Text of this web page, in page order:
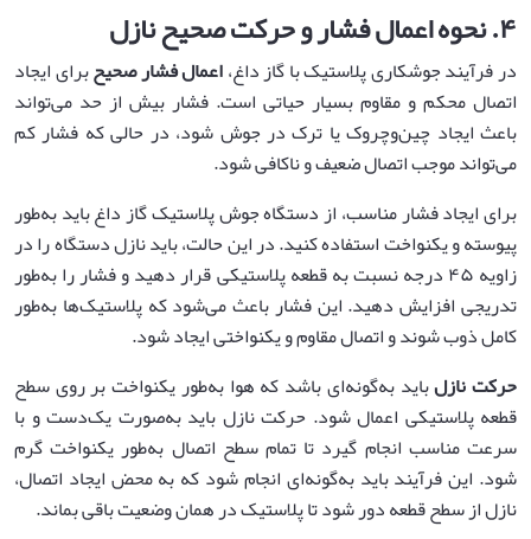
۴.نحوه اعمال فشار و حرکت صحیح نازل
در فرآیند جوشکاری پلاستیک با گاز داغ،اعمال فشار صحیحبرای ایجاد
اتصال محکم و مقاوم بسیار حیاتی است. فشار بیش از حد می‌تواند
باعث ایجاد چین‌وچروک یا ترک در جوش شود، در حالی که فشار کم
می‌تواند موجب اتصال ضعیف و ناکافی شود.
برای ایجاد فشار مناسب، از دستگاه جوش پلاستیک گاز داغ باید به‌طور
پیوسته و یکنواخت استفاده کنید. در این حالت، باید نازل دستگاه را در
زاویه ۴۵ درجه نسبت به قطعه پلاستیکی قرار دهید و فشار را به‌طور
تدریجی افزایش دهید. این فشار باعث می‌شود که پلاستیک‌ها به‌طور
کامل ذوب شوند و اتصال مقاوم و یکنواختی ایجاد شود.
حرکت نازلباید به‌گونه‌ای باشد که هوا به‌طور یکنواخت بر روی سطح
قطعه پلاستیکی اعمال شود. حرکت نازل باید به‌صورت یک‌دست و با
سرعت مناسب انجام گیرد تا تمام سطح اتصال به‌طور یکنواخت گرم
شود. این فرآیند باید به‌گونه‌ای انجام شود که به محض ایجاد اتصال،
نازل از سطح قطعه دور شود تا پلاستیک در همان وضعیت باقی بماند.